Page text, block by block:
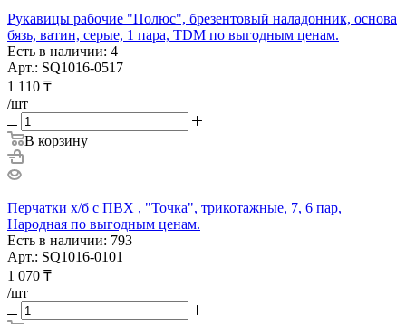
Рукавицы рабочие "Полюс", брезентовый наладонник, основа
бязь, ватин, серые, 1 пара, TDM по выгодным ценам.
Есть в наличии: 4
Арт.: SQ1016-0517
1 110 ₸
/шт
В корзину
Перчатки х/б с ПВХ , "Точка", трикотажные, 7, 6 пар,
Народная по выгодным ценам.
Есть в наличии: 793
Арт.: SQ1016-0101
1 070 ₸
/шт